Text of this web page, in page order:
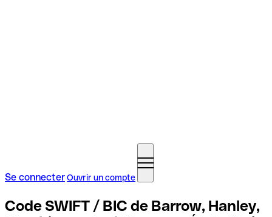
Se connecterOuvrir un compte
Code SWIFT / BIC de Barrow, Hanley,